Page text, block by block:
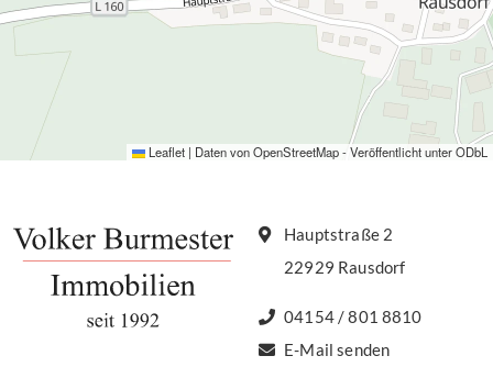
Leaflet | Daten vonOpenStreetMap- Veröffentlicht unterODbL
Hauptstraße 2
22929 Rausdorf
04154 / 801 8810
E-Mail senden